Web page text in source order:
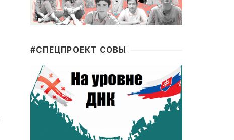
#CПЕЦПРОЕКТ СОВЫ